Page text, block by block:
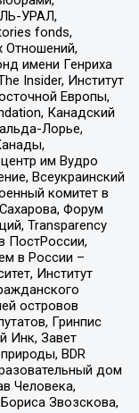
УРАЛ,
fonds,
Отношений,
имени Генриха
Insider, Институт
Европы,
Канадский
Лорье,
им Вудро
Всеукраинский
комитет в
Форум
Transparеncy
ПостРоссии,
в России –
Институт
островов
Гринпис
Инк, Завет
BDR
дом
Человека,
Звозскова,